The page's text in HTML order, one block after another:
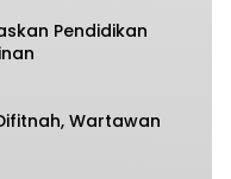
Pendidikan
Wartawan